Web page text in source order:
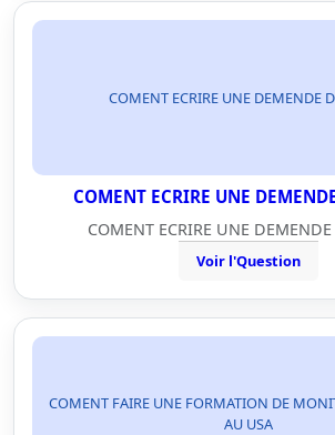
COMENT ECRIRE UNE DEMENDE
COMENT ECRIRE UNE
COMENT ECRIRE UNE
Voir l'Question
COMENT FAIRE UNE FORMATION DE
AU USA